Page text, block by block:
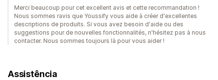
Merci beaucoup pour cet excellent avis et cette recommandation !
Nous sommes ravis que Youssify vous aide à créer d'excellentes
descriptions de produits. Si vous avez besoin d'aide ou des
suggestions pour de nouvelles fonctionnalités, n'hésitez pas à nous
contacter. Nous sommes toujours là pour vous aider !
Assistência